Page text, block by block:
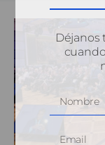
Déjanos